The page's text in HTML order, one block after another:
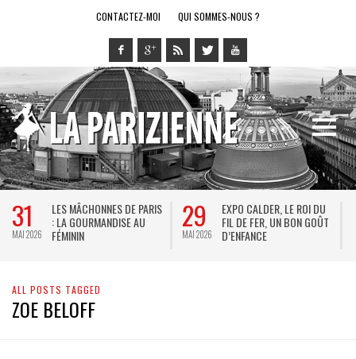
CONTACTEZ-MOI QUI SOMMES-NOUS ?
31
MAI 2026
LES MÂCHONNES DE PARIS
: LA GOURMANDISE AU
FÉMININ
29
MAI 2026
EXPO CALDER, LE ROI DU
FIL DE FER, UN BON GOÛT
D’ENFANCE
ALL POSTS TAGGED
ZOE BELOFF